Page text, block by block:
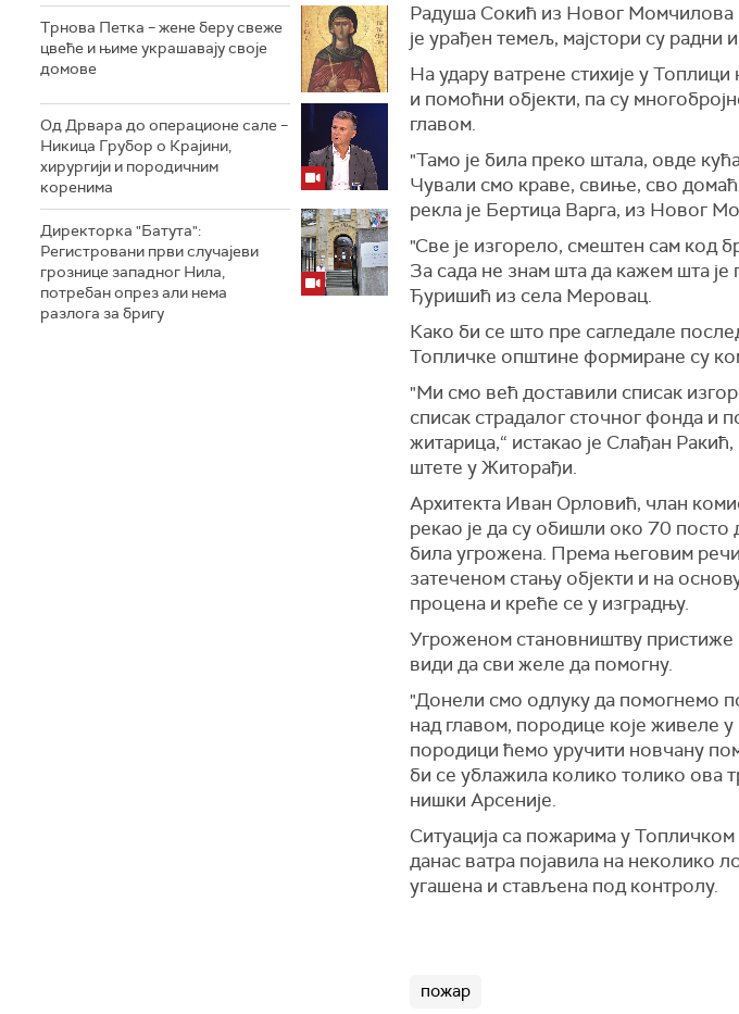
Трнова Петка – жене беру свеже
цвеће и њиме украшавају своје
домове
Од Дрвара до операционе сале –
Никица Грубор о Крајини,
хирургији и породичним
коренима
Директорка "Батута":
Регистровани први случајеви
грознице западног Нила,
потребан опрез али нема
разлога за бригу
Радуша Сокић из Новог Момчилова
је урађен темељ, мајстори су радни
На удару ватрене стихије у
и помоћни објекти, па су
главом.
"Тамо је била преко штала, овде
Чували смо краве, свиње, сво
рекла је Бертица Варга, из Новог
"Све је изгорело, смештен сам код
За сада не знам шта да кажем шта
Ђуришић из села Меровац.
Како би се што пре сагледале
Топличке општине формиране су
"Ми смо већ доставили списак
списак страдалог сточног фонда и
житарица,“ истакао је Слађан
штете у Житорађи.
Архитекта Иван Орловић, члан
рекао је да су обишли око 70 посто
била угрожена. Према његовим
затеченом стању објекти и на
процена и креће се у изградњу.
Угроженом становништву пристиже
види да сви желе да помогну.
"Донели смо одлуку да помогнемо
над главом, породице које живеле у
породици ћемо уручити новчану
би се ублажила колико толико ова
нишки Арсеније.
Ситуација са пожарима у Топличком
данас ватра појавила на неколико
угашена и стављена под контролу.
пожар